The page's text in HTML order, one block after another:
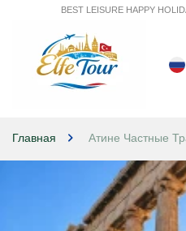
BEST LEISURE HAPPY
Главная Атине Частные